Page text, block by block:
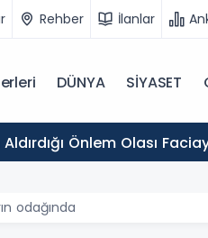
Rehber İlanlar
DÜNYA SİYASET
Önlem Olası
odağında